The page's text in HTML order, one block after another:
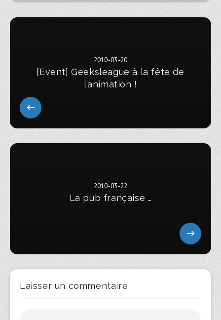
2010-03-20
[Event] Geeksleague à la fête de
l’animation !
2010-03-22
La pub française …
Laisser un commentaire